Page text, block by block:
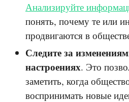
Анализируйте
понять, почему те или
продвигаются в
Следите за
настроениях. Это
заметить, когда
воспринимать новые